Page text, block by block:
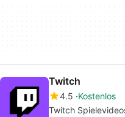
Twitch
4.5 Kostenlos
Twitch